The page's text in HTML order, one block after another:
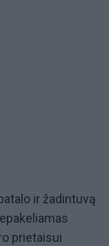
ir žadintuvą
prietaisui